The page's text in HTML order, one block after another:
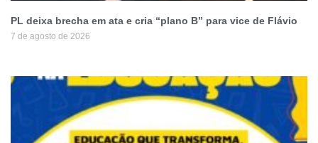
PL deixa brecha em ata e cria “plano B” para vice de Flávio
7 de agosto de 2026